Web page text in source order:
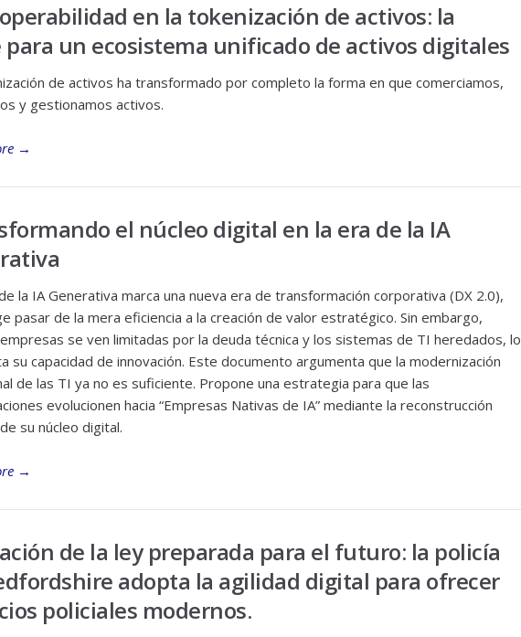
en la tokenización de activos: la
para un ecosistema unificado de activos digitales
de activos ha transformado por completo la forma en que comerciamos,
y gestionamos activos.
→
el núcleo digital en la era de la IA
la IA Generativa marca una nueva era de transformación corporativa (DX 2.0),
pasar de la mera eficiencia a la creación de valor estratégico. Sin embargo,
se ven limitadas por la deuda técnica y los sistemas de TI heredados, lo
su capacidad de innovación. Este documento argumenta que la modernización
de las TI ya no es suficiente. Propone una estrategia para que las
evolucionen hacia “Empresas Nativas de IA” mediante la reconstrucción
su núcleo digital.
→
de la ley preparada para el futuro: la policía
adopta la agilidad digital para ofrecer
policiales modernos.